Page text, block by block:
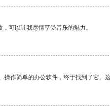
可以让我尽情享受音乐的魅力。
操作简单的办公软件，终于找到了它。